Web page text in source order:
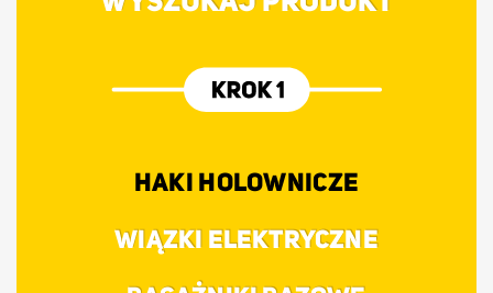
HAKI HOLOWNICZE
WIĄZKI ELEKTRYCZNE